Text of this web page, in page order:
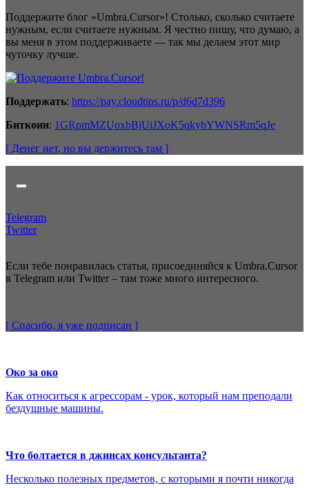
Поддержите блог «Umbra.Cursor»! Столько, сколько считаете
нужным, если считаете нужным. Я честно пишу, что думаю, а
вы меня в этом поддерживаете — так мы делаем этот мир
чуточку лучше.
Поддержать: https://pay.cloudtips.ru/p/d6d7d396
Биткоин: 1GRpmMZUoxbBjUiJXoK5qkyhYWNSRm5qJe
[ Денег нет, но вы держитесь там ]
Telegram
Twitter
Если тебе понравилась статья, присоединяйся к Umbra.Cursor
в Telegram или Twitter – там тоже много интересного.
[ Спасибо, я уже подписан ]
Око за око
Как относиться к агрессорам - урок, который нам преподали
бездушные машины.
Что болтается в джинсах консультанта?
Несколько полезных предметов, с которыми я почти никогда